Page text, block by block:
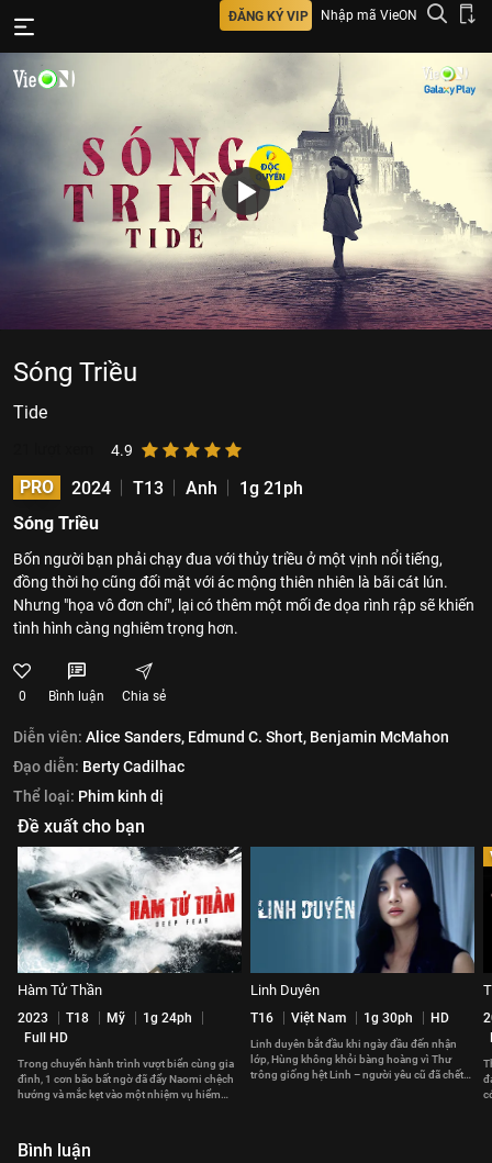
ĐĂNG KÝ VIP Nhập mã VieON
Sóng Triều
Tide
4.9
PRO 2024 T13 Anh
1g 21ph
Sóng Triều
Bốn người bạn phải chạy đua với thủy triều ở một vịnh nổi tiếng,
đồng thời họ cũng đối mặt với ác mộng thiên nhiên là bãi cát lún.
Nhưng "họa vô đơn chí", lại có thêm một mối đe dọa rình rập sẽ khiến
tình hình càng nghiêm trọng hơn.
0 Bình luận Chia sẻ
Diễn viên: Alice Sanders, Edmund C. Short, Benjamin McMahon
Đạo diễn: Berty Cadilhac
Thể loại: Phim kinh dị
Đề xuất cho bạn
Hàm Tử Thần
2023 T18 Mỹ
1g 24ph
Full HD
Trong chuyến hành trình vượt biển cùng gia
đình, 1 cơn bão bất ngờ đã đẩy Naomi chệch
hướng và mắc kẹt vào một nhiệm vụ hiểm
Linh Duyên
T16 Việt Nam 1g 30ph HD
Linh duyên bắt đầu khi ngày đầu đến nhận
lớp, Hùng không khỏi bàng hoàng vì Thư
trông giống hệt Linh – người yêu cũ đã chết
Bình luận